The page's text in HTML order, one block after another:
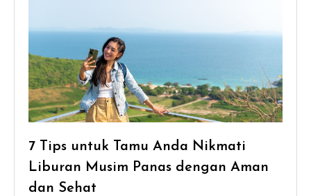
7 Tips untuk Tamu Anda Nikmati
Liburan Musim Panas dengan Aman
dan Sehat